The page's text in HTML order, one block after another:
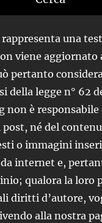
una
viene aggiornato
pertanto
della legge n° 62
non è
né del
o immagini
internet e,
qualora la loro
diritti d’autore,
alla nostra